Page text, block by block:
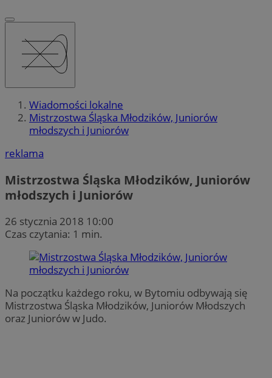
Wiadomości lokalne
Mistrzostwa Śląska Młodzików, Juniorów
młodszych i Juniorów
reklama
Mistrzostwa Śląska Młodzików, Juniorów
młodszych i Juniorów
26 stycznia 2018 10:00
Czas czytania: 1 min.
Na początku każdego roku, w Bytomiu odbywają się
Mistrzostwa Śląska Młodzików, Juniorów Młodszych
oraz Juniorów w Judo.